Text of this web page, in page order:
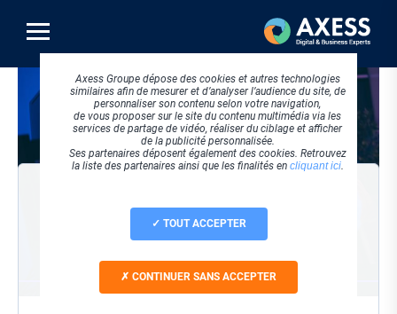
contenu
principal
Visuel
principal
Nom / Prénom
Axess Groupe dépose des cookies et autres technologies
similaires afin de mesurer et d’analyser l’audience du site, de
personnaliser son contenu selon votre navigation,
de vous proposer sur le site du contenu multimédia via les
services de partage de vidéo, réaliser du ciblage et afficher
de la publicité personnalisée.
Ses partenaires déposent également des cookies. Retrouvez
la liste des partenaires ainsi que les finalités en cliquant ici.
TOUT ACCEPTER
CONTINUER SANS ACCEPTER